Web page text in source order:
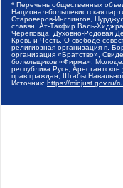
* Перечень общественных
Национал-большевистская
Староверов-Инглингов,
славян, Ат-Такфир Валь-
Череповца, Духовно-Родовая
Кровь и Честь, О свободе
религиозная организация п.
организация «Братство»,
болельщиков «Фирма»,
республика Русь,
прав граждан, Штабы
Источник: https://minjust.gov.ru/